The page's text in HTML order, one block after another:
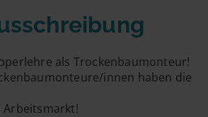
als Trockenbaumonteur!
innen haben die
Arbeitsmarkt!